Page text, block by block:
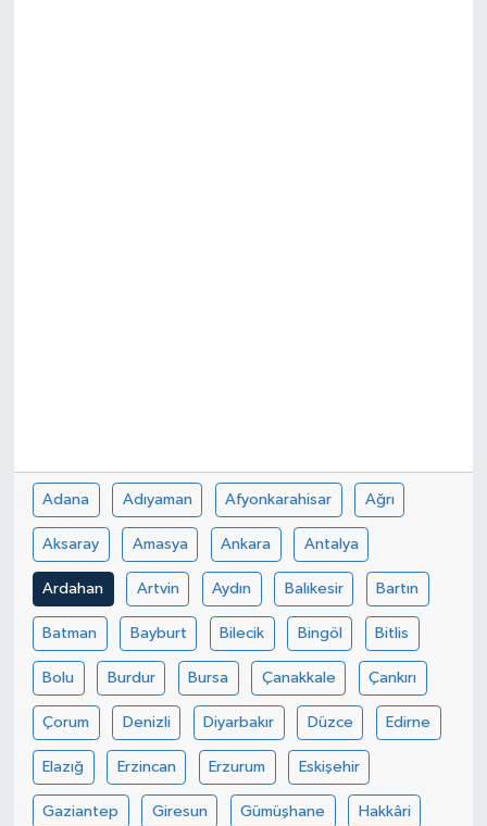
Adana Adıyaman Afyonkarahisar Ağrı
Aksaray Amasya Ankara Antalya
Ardahan Artvin Aydın Balıkesir Bartın
Batman Bayburt Bilecik Bingöl Bitlis
Bolu Burdur Bursa Çanakkale Çankırı
Çorum Denizli Diyarbakır Düzce Edirne
Elazığ Erzincan Erzurum Eskişehir
Gaziantep Giresun Gümüşhane Hakkâri